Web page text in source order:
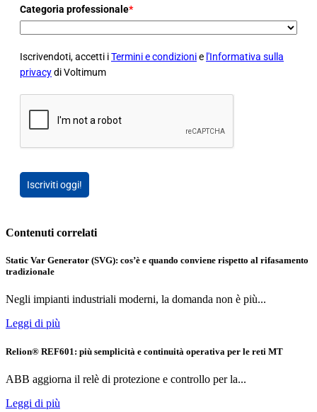
Categoria professionale*
Iscrivendoti, accetti iTermini e condizionie l'Informativa sulla
privacydi Voltimum
Iscriviti oggi!
Contenuti correlati
Static Var Generator (SVG): cos’è e quando conviene rispetto al rifasamento
tradizionale
Negli impianti industriali moderni, la domanda non è più...
Leggi di più
Relion® REF601: più semplicità e continuità operativa per le reti MT
ABB aggiorna il relè di protezione e controllo per la...
Leggi di più